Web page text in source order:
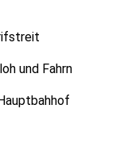
und Fahrn